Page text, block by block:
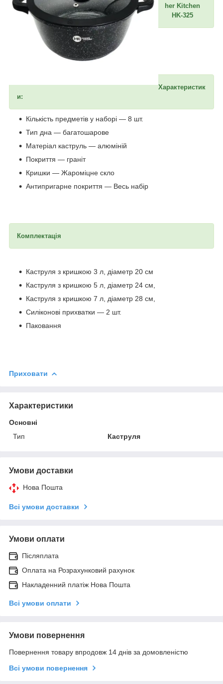
her Kitchen
HK-325
Характеристик
и:
Кількість предметів у наборі — 8 шт.
Тип дна — багатошарове
Матеріал каструль — алюміній
Покриття — граніт
Кришки — Жароміцне скло
Антипригарне покриття — Весь набір
Комплектація
Каструля з кришкою 3 л, діаметр 20 см
Каструля з кришкою 5 л, діаметр 24 см,
Каструля з кришкою 7 л, діаметр 28 см,
Силіконові прихватки — 2 шт.
Паковання
Приховати
Характеристики
Основні
Тип
Каструля
Умови доставки
Нова Пошта
Всі умови доставки
Умови оплати
Післяплата
Оплата на Розрахунковий рахунок
Накладенний платіж Нова Пошта
Всі умови оплати
Умови повернення
Повернення товару впродовж 14 днів за домовленістю
Всі умови повернення